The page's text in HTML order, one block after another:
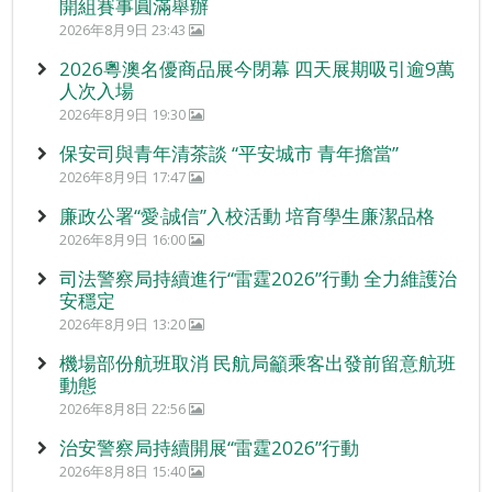
開組賽事圓滿舉辦
2026年8月9日 23:43
2026粵澳名優商品展今閉幕 四天展期吸引逾9萬
人次入場
2026年8月9日 19:30
保安司與青年清茶談 “平安城市 青年擔當”
2026年8月9日 17:47
廉政公署“愛‧誠信”入校活動 培育學生廉潔品格
2026年8月9日 16:00
司法警察局持續進行“雷霆2026”行動 全力維護治
安穩定
2026年8月9日 13:20
機場部份航班取消 民航局籲乘客出發前留意航班
動態
2026年8月8日 22:56
治安警察局持續開展“雷霆2026”行動
2026年8月8日 15:40